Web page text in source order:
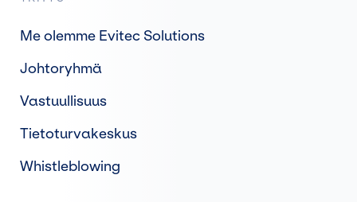
Me olemme Evitec Solutions
Johtoryhmä
Vastuullisuus
Tietoturvakeskus
Whistleblowing